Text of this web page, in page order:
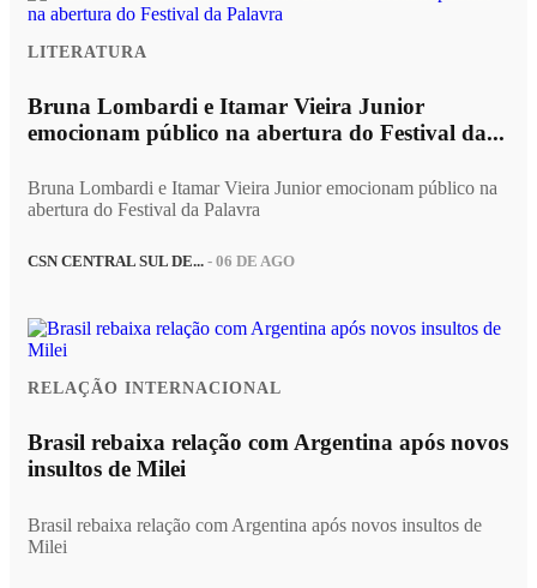
LITERATURA
Bruna Lombardi e Itamar Vieira Junior
emocionam público na abertura do Festival da...
Bruna Lombardi e Itamar Vieira Junior emocionam público na
abertura do Festival da Palavra
CSN CENTRAL SUL DE... - 06 DE AGO
RELAÇÃO INTERNACIONAL
Brasil rebaixa relação com Argentina após novos
insultos de Milei
Brasil rebaixa relação com Argentina após novos insultos de
Milei